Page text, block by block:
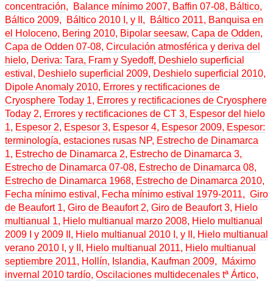
concentración, Balance mínimo 2007, Baffin 07-08, Báltico,
Báltico 2009, Báltico 2010 I , y II , Báltico 2011, Banquisa en
el Holoceno, Bering 2010, Bipolar seesaw, Capa de Odden,
Capa de Odden 07-08, Circulación atmosférica y deriva del
hielo, Deriva: Tara, Fram y Syedoff, Deshielo superficial
estival , Deshielo superficial 2009, Deshielo superficial 2010,
Dipole Anomaly 2010, Errores y rectificaciones de
Cryosphere Today 1, Errores y rectificaciones de Cryosphere
Today 2, Errores y rectificaciones de CT 3, Espesor del hielo
1, Espesor 2, Espesor 3, Espesor 4, Espesor 2009, Espesor:
terminología, estaciones rusas NP, Estrecho de Dinamarca
1, Estrecho de Dinamarca 2, Estrecho de Dinamarca 3,
Estrecho de Dinamarca 07-08, Estrecho de Dinamarca 08,
Estrecho de Dinamarca 1968, Estrecho de Dinamarca 2010,
Fecha mínimo estival , Fecha mínimo estival 1979-2011, Giro
de Beaufort 1, Giro de Beaufort 2, Giro de Beaufort 3, Hielo
multianual 1, Hielo multianual marzo 2008, Hielo multianual
2009 I
y 2009 II , Hielo multianual 2010 I , y II , Hielo multianual
verano 2010 I , y II , Hielo multianual 2011, Hielo multianual
septiembre 2011, Hollín, Islandia, Kaufman 2009,
Máximo
invernal 2010 tardío, Oscilaciones multidecenales tª Ártico,